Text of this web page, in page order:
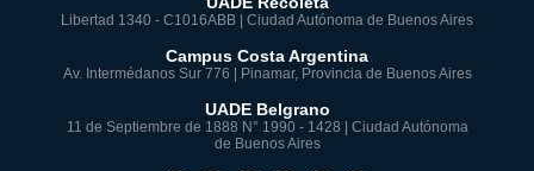
Libertad 1340 - C1016ABB | Ciudad Autónoma de Buenos Aires
Campus Costa Argentina
Av. Intermédanos Sur 776 | Pinamar, Provincia de Buenos Aires
UADE Belgrano
11 de Septiembre de 1888 N° 1990 - 1428 | Ciudad Autónoma
de Buenos Aires